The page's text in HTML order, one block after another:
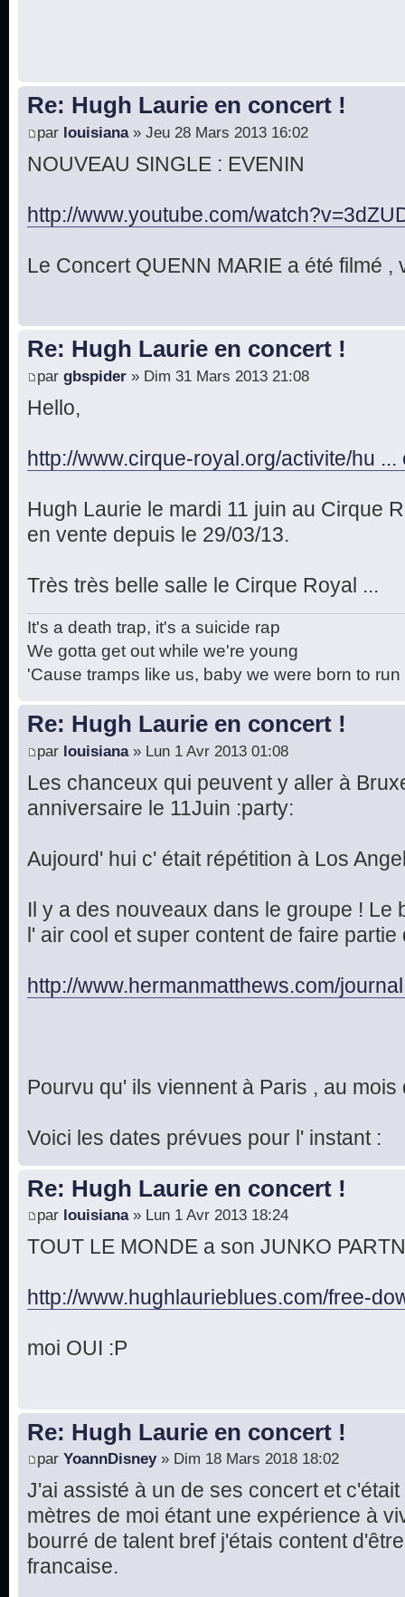
Re: Hugh Laurie en concert !
par louisiana» Jeu 28 Mars 2013 16:02
NOUVEAU SINGLE : EVENIN
http://www.youtube.com/
Le Concert QUENN MARIE a été filmé ,
Re: Hugh Laurie en concert !
par gbspider » Dim 31 Mars 2013 21:08
Hello,
http://www.cirque-royal.org/activite/hu ...
Hugh Laurie le mardi 11 juin au Cirque
en vente depuis le 29/03/13.
Très très belle salle le Cirque Royal ...
It's a death trap, it's a suicide rap
We gotta get out while we're young
'Cause tramps like us, baby we were born to run
Re: Hugh Laurie en concert !
par louisiana» Lun 1 Avr 2013 01:08
Les chanceux qui peuvent y aller à
anniversaire le 11Juin :party:
Aujourd' hui c' était répétition à Los
Il y a des nouveaux dans le groupe ! Le
l' air cool et super content de faire
http://www.hermanmatthews.com/
Pourvu qu' ils viennent à Paris , au
Voici les dates prévues pour l' instant :
Re: Hugh Laurie en concert !
par louisiana» Lun 1 Avr 2013 18:24
TOUT LE MONDE a son JUNKO
http://www.hughlaurieblues.com/free-
moi OUI :P
Re: Hugh Laurie en concert !
par YoannDisney» Dim 18 Mars 2018 18:02
J'ai assisté à un de ses concert et
mètres de moi étant une expérience à
bourré de talent bref j'étais content
francaise.